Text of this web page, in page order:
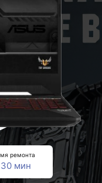
ремонта
мин